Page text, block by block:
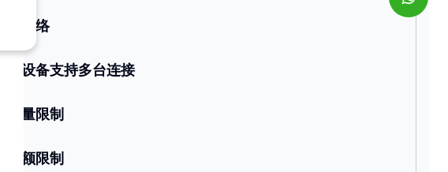
无限网络
一个设备支持多台连接
无流量限制
无配额限制